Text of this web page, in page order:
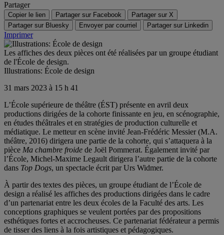
Partager
Copier le lien Partager sur Facebook
Partager sur X
Partager sur Bluesky
Envoyer par courriel Partager sur Linkedin
Imprimer
Les affiches des deux pièces ont été réalisées par un groupe étudiant
de l'École de design.
Illustrations: École de design
31 mars 2023 à 15 h 41
L’École supérieure de théâtre (ÉST) présente en avril deux
productions dirigées de la cohorte finissante en jeu, en scénographie,
en études théâtrales et en stratégies de production culturelle et
médiatique. Le metteur en scène invité Jean-Frédéric Messier (M.A.
théâtre, 2016) dirigera une partie de la cohorte, qui s’attaquera à la
pièce Ma chambre froide de Joël Pommerat. Également invité par
l’École, Michel-Maxime Legault dirigera l’autre partie de la cohorte
dans Top Dogs, un spectacle écrit par Urs Widmer.
À partir des textes des pièces, un groupe étudiant de l’École de
design a réalisé les affiches des productions dirigées dans le cadre
d’un partenariat entre les deux écoles de la Faculté des arts. Les
conceptions graphiques se veulent portées par des propositions
esthétiques fortes et accrocheuses. Ce partenariat fédérateur a permis
de tisser des liens à la fois artistiques et pédagogiques.